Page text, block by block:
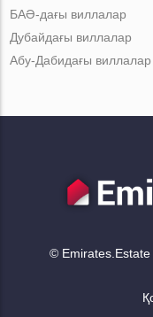
БАӘ-дағы виллалар
Дубайдағы виллалар
Абу-Дабидағы виллалар
© Emirates.Estate